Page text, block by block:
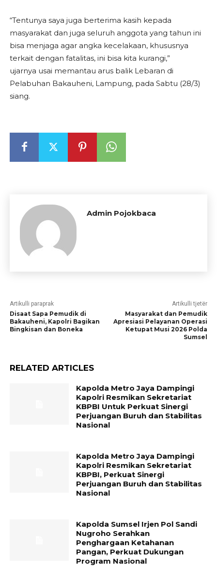
“Tentunya saya juga berterima kasih kepada
masyarakat dan juga seluruh anggota yang tahun ini
bisa menjaga agar angka kecelakaan, khususnya
terkait dengan fatalitas, ini bisa kita kurangi,”
ujarnya usai memantau arus balik Lebaran di
Pelabuhan Bakauheni, Lampung, pada Sabtu (28/3)
siang.
Admin Pojokbaca
Artikulli paraprak
Disaat Sapa Pemudik di
Bakauheni, Kapolri Bagikan
Bingkisan dan Boneka
Artikulli tjetër
Masyarakat dan Pemudik
Apresiasi Pelayanan Operasi
Ketupat Musi 2026 Polda
Sumsel
RELATED ARTICLES
Kapolda Metro Jaya Dampingi
Kapolri Resmikan Sekretariat
KBPBI Untuk Perkuat Sinergi
Perjuangan Buruh dan Stabilitas
Nasional
Kapolda Metro Jaya Dampingi
Kapolri Resmikan Sekretariat
KBPBI, Perkuat Sinergi
Perjuangan Buruh dan Stabilitas
Nasional
Kapolda Sumsel Irjen Pol Sandi
Nugroho Serahkan
Penghargaan Ketahanan
Pangan, Perkuat Dukungan
Program Nasional